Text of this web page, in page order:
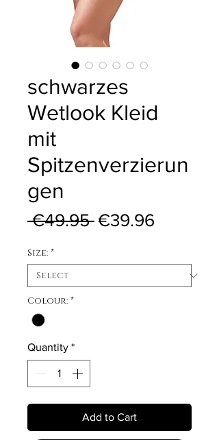
schwarzes
Wetlook Kleid
mit
Spitzenverzierun
gen
€49.95 Regular Price
€39.96
Size: *
Colour: *
Quantity *
Add to Cart